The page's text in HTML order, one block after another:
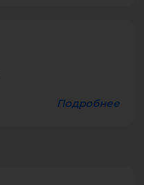
Подробнее